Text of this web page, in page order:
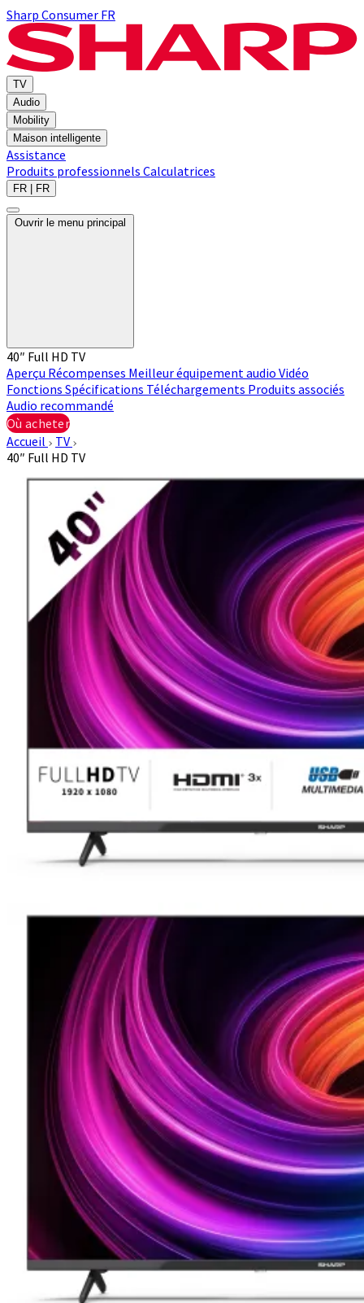
Sharp Consumer FR
TV
Audio
Mobility
Maison intelligente
Assistance
Produits professionnels Calculatrices
FR | FR
Ouvrir le menu principal
40″ Full HD TV
Aperçu Récompenses Meilleur équipement audio Vidéo
Fonctions Spécifications Téléchargements Produits associés
Audio recommandé
Où acheter
Accueil
TV
40″ Full HD TV